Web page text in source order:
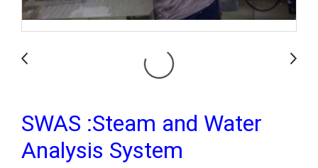
SWAS :Steam and Water
Analysis System